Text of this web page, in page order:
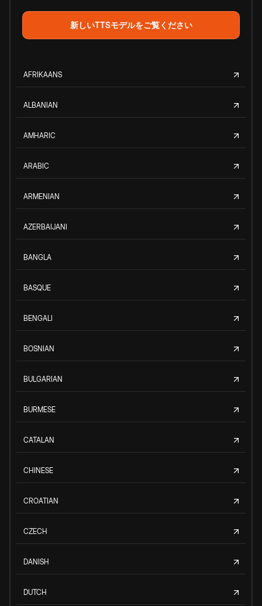
新しいTTSモデルをご覧ください
AFRIKAANS
ALBANIAN
AMHARIC
ARABIC
ARMENIAN
AZERBAIJANI
BANGLA
BASQUE
BENGALI
BOSNIAN
BULGARIAN
BURMESE
CATALAN
CHINESE
CROATIAN
CZECH
DANISH
DUTCH